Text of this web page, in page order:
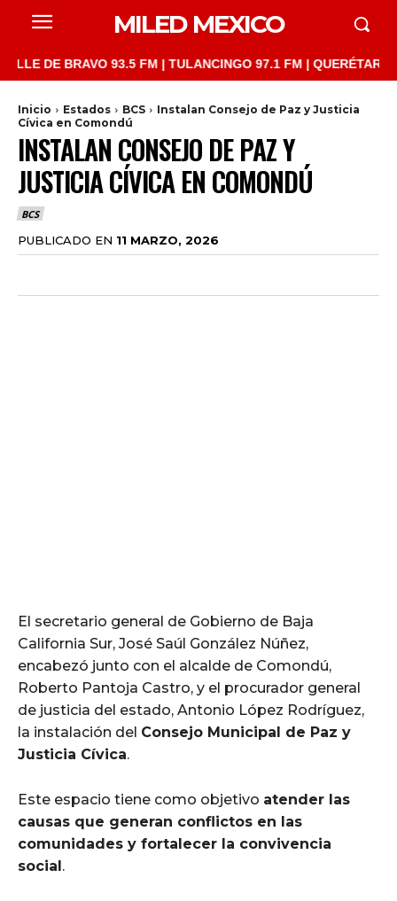
MILED MEXICO
BRAVO 93.5 FM | TULANCINGO 97.1 FM | QUERÉTARO
Inicio Estados BCS
Instalan Consejo de Paz y Justicia
Cívica en Comondú
INSTALAN CONSEJO DE PAZ Y
JUSTICIA CÍVICA EN COMONDÚ
BCS
PUBLICADO EN 11 MARZO, 2026
El secretario general de Gobierno de Baja
California Sur, José Saúl González Núñez,
encabezó junto con el alcalde de Comondú,
Roberto Pantoja Castro, y el procurador general
de justicia del estado, Antonio López Rodríguez,
la instalación del Consejo Municipal de Paz y
Justicia Cívica.
Este espacio tiene como objetivo atender las
causas que generan conflictos en las
comunidades y fortalecer la convivencia
social.